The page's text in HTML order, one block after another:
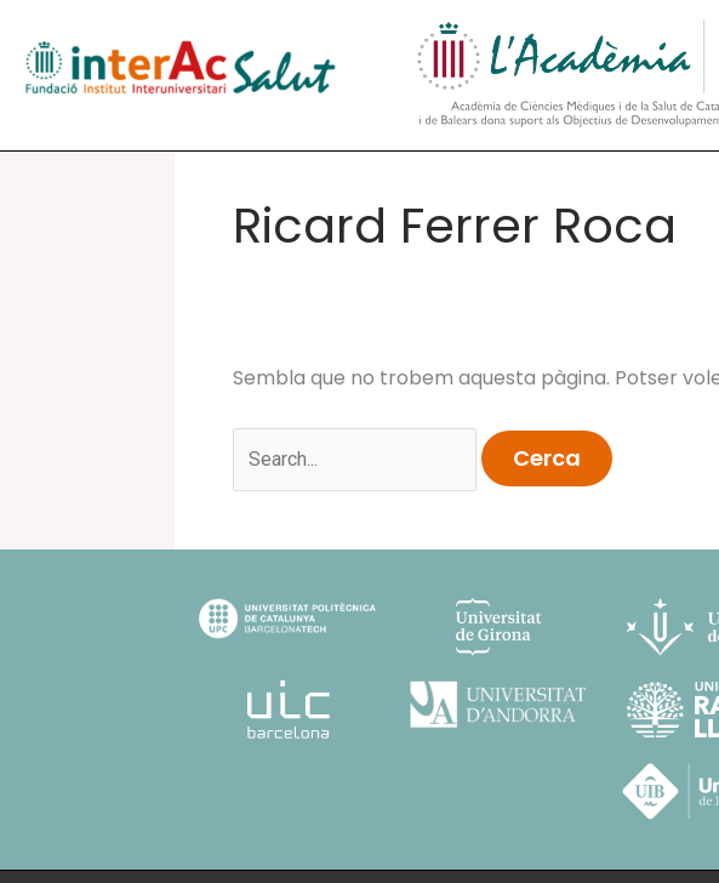
contingut
Ricard Ferrer Roca
Sembla que no trobem aquesta pàgina. Potser